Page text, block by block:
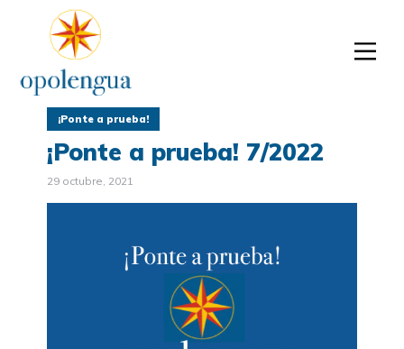
¡Ponte a prueba!
¡Ponte a prueba! 7/2022
29 octubre, 2021